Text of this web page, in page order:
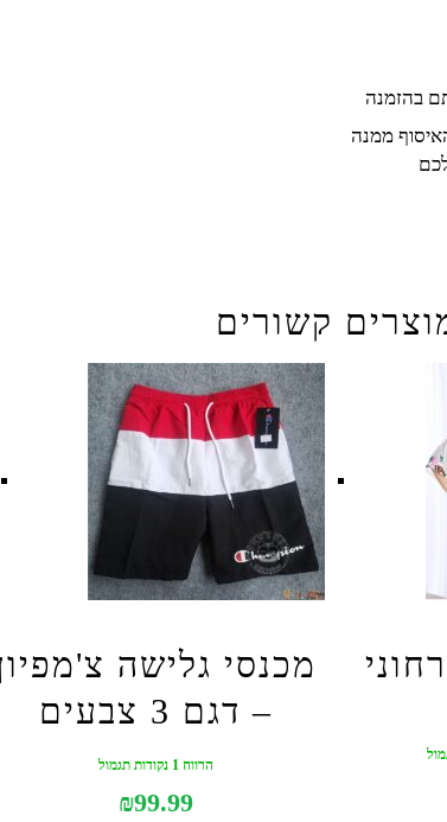
בהזמנה
ממנה
קשורים
מכנסי גלישה
– דגם 3 צבעים
הרווח 1 נקודות תגמול
₪99.99